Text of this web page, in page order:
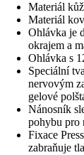
Materiál
Materiál
Ohlávka je
okrajem a
Ohlávka s
Speciální
nervovým
gelové
Nánosník
pohybu pro
Fixace
zabraňuje